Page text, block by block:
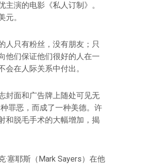
演的电影《私人订制》。
。
人只有粉丝，没有朋友；只
他们保证他们很好的人在一
在人际关系中付出。
封面和广告牌上随处可见无
罪恶，而成了一种美德。许
和脱毛手术的大幅增加，揭
塞耶斯（Mark Sayers）在他